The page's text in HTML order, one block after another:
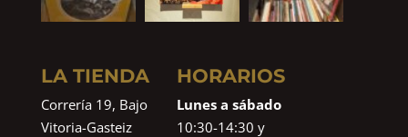
LA TIENDA
Correría 19, Bajo
Vitoria-Gasteiz
HORARIOS
Lunes a sábado
10:30-14:30 y